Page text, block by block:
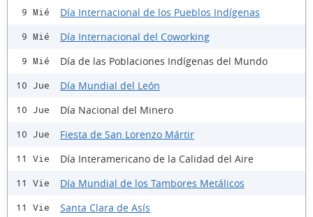
9 Mié Día Internacional de los Pueblos Indígenas
9 Mié Día Internacional del Coworking
9 Mié Día de las Poblaciones Indígenas del Mundo
10 Jue Día Mundial del León
10 Jue Día Nacional del Minero
10 Jue Fiesta de San Lorenzo Mártir
11 Vie Día Interamericano de la Calidad del Aire
11 Vie Día Mundial de los Tambores Metálicos
11 Vie Santa Clara de Asís